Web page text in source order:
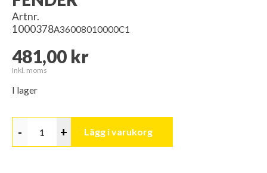
Artnr.
1000378A36008010000C1
481,00 kr
Inkl. moms
I lager
- + Lägg i varukorg